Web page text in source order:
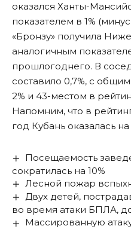
оказался Ханты-
показателем в 1%
«Бронзу» получила
аналогичным
прошлогоднего. В
составило 0,7%, с
2% и 43-местом в
Напомним, что в
год Кубань оказалась
Посещаемость
сократилась на 10%
Лесной пожар
Двух детей,
во время атаки БПЛА,
Массированную